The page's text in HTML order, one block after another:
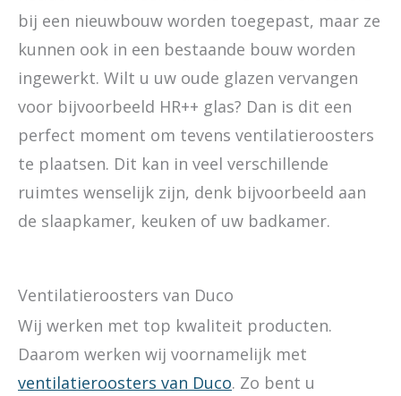
bij een nieuwbouw worden toegepast, maar ze
kunnen ook in een bestaande bouw worden
ingewerkt. Wilt u uw oude glazen vervangen
voor bijvoorbeeld HR++ glas? Dan is dit een
perfect moment om tevens ventilatieroosters
te plaatsen. Dit kan in veel verschillende
ruimtes wenselijk zijn, denk bijvoorbeeld aan
de slaapkamer, keuken of uw badkamer.
Ventilatieroosters van Duco
Wij werken met top kwaliteit producten.
Daarom werken wij voornamelijk met
ventilatieroosters van Duco. Zo bent u